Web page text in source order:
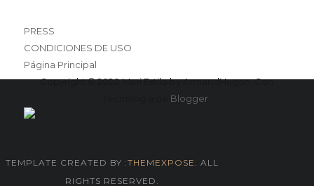
PRESS
CONDICIONES DE USO
Página Principal
Copyright © 2020 Mari Estilo by ArmandHugon. Con
Blogger.
TEMPLATE CREATED BY :THEMEXPOSE
. ALL
RIGHTS RESERVED.